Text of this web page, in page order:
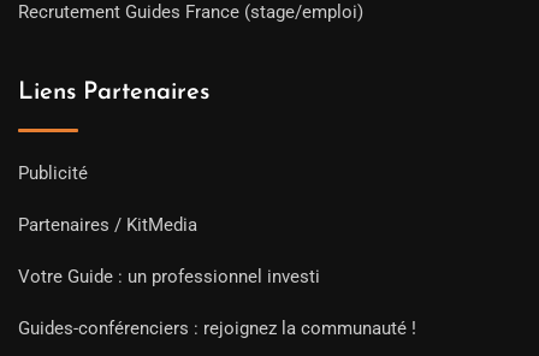
Recrutement Guides France (stage/emploi)
Liens Partenaires
Publicité
Partenaires / KitMedia
Votre Guide : un professionnel investi
Guides-conférenciers : rejoignez la communauté !